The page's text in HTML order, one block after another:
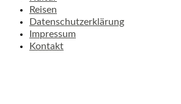
Reisen
Datenschutzerklärung
Impressum
Kontakt